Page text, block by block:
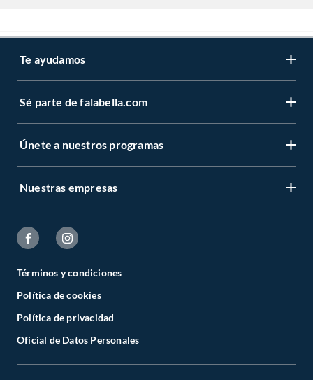
Te ayudamos
Sé parte de falabella.com
Únete a nuestros programas
Nuestras empresas
Términos y condiciones
Política de cookies
Política de privacidad
Oficial de Datos Personales